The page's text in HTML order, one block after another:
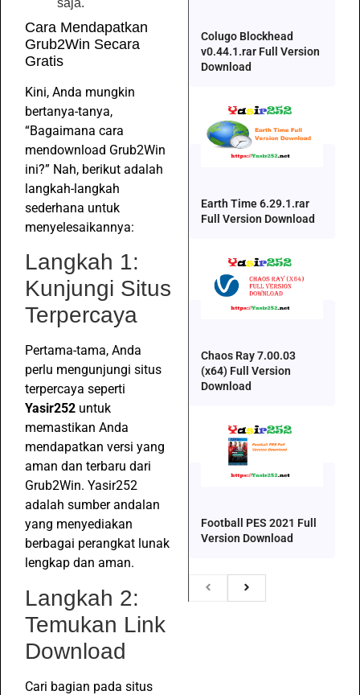
Cara Mendapatkan
Grub2Win Secara
Gratis
Kini, Anda mungkin
bertanya-tanya,
“Bagaimana cara
mendownload Grub2Win
ini?” Nah, berikut adalah
langkah-langkah
sederhana untuk
menyelesaikannya:
Langkah 1:
Kunjungi Situs
Terpercaya
Pertama-tama, Anda
perlu mengunjungi situs
terpercaya seperti
Yasir252 untuk
memastikan Anda
mendapatkan versi yang
aman dan terbaru dari
Grub2Win. Yasir252
adalah sumber andalan
yang menyediakan
berbagai perangkat lunak
lengkap dan aman.
Langkah 2:
Temukan Link
Download
Cari bagian pada situs
Colugo Blockhead
v0.44.1.rar Full Version
Download
Earth Time 6.29.1.rar
Full Version Download
Chaos Ray 7.00.03
(x64) Full Version
Download
Football PES 2021 Full
Version Download